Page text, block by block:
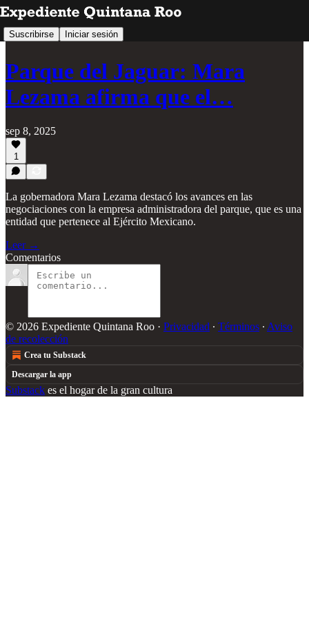
Suscribirse Iniciar sesión
Parque del Jaguar: Mara
Lezama afirma que el…
sep 8, 2025
1
La gobernadora Mara Lezama destacó los avances en las
negociaciones con la empresa administradora del parque, que es una
entidad que pertenece al Ejército Mexicano.
Leer →
Comentarios
© 2026 Expediente Quintana Roo · Privacidad ∙ Términos ∙ Aviso
de recolección
Crea tu Substack
Descargar la app
Substack es el hogar de la gran cultura